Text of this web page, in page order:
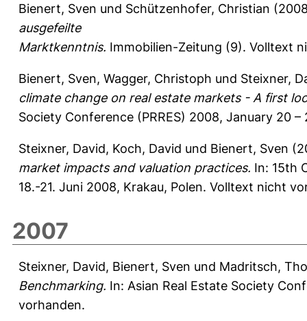
Bienert, Sven und Schützenhofer, Christian
ausgefeilte
Marktkenntnis. Immobilien-Zeitung (9). Volltext
Bienert, Sven, Wagger, Christoph und Steixner,
climate change on real estate markets - A first
Society Conference (PRRES) 2008, January 20
Steixner, David, Koch, David und Bienert, Sven
market impacts and valuation practices. In: 15th
18.-21. Juni 2008, Krakau, Polen. Volltext nicht
2007
Steixner, David, Bienert, Sven und Madritsch,
Benchmarking. In: Asian Real Estate Society
vorhanden.